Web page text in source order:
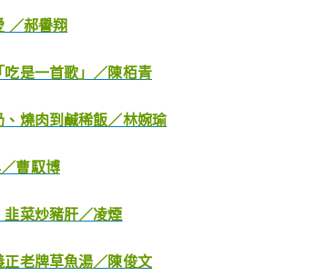
／郝譽翔
是一首歌」／陳栢青
燒肉到鹹稀飯／林婉瑜
曹馭博
菜炒豬肝／凌煙
老牌草魚湯／陳俊文